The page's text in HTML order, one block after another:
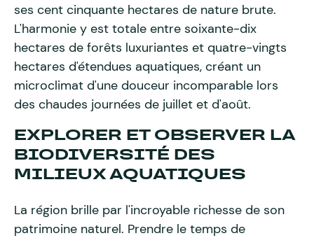
ses cent cinquante hectares de nature brute.
L'harmonie y est totale entre soixante-dix
hectares de forêts luxuriantes et quatre-vingts
hectares d'étendues aquatiques, créant un
microclimat d'une douceur incomparable lors
des chaudes journées de juillet et d'août.
EXPLORER ET OBSERVER LA
BIODIVERSITÉ DES
MILIEUX AQUATIQUES
La région brille par l'incroyable richesse de son
patrimoine naturel. Prendre le temps de